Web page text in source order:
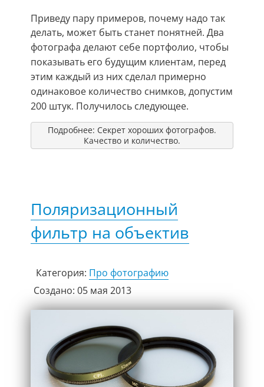
Приведу пару примеров, почему надо так
делать, может быть станет понятней. Два
фотографа делают себе портфолио, чтобы
показывать его будущим клиентам, перед
этим каждый из них сделал примерно
одинаковое количество снимков, допустим
200 штук. Получилось следующее.
Подробнее: Секрет хороших фотографов.
Качество и количество.
Поляризационный
фильтр на объектив
Категория: Про фотографию
Создано: 05 мая 2013